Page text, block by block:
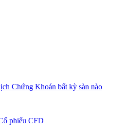
Chứng Khoán bất kỳ sàn nào
phiếu CFD